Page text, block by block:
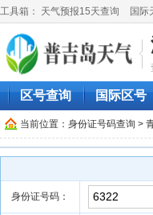
工具箱： 天气预报15天查询 国际
区号查询 国际区号
当前位置： 身份证号码查询 >
身份证号码：